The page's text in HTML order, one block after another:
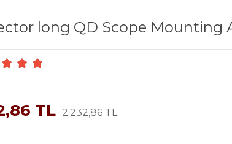
long QD Scope Mounting
TL 2.232,86 TL